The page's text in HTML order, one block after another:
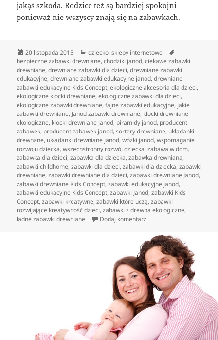
jakąś szkoda. Rodzice też są bardziej spokojni
ponieważ nie wszyscy znają się na zabawkach.
Data
publikacji
20 listopada 2015 Kategorie
dziecko,sklepy internetowe
bezpieczne zabawki drewniane,chodziki janod,ciekawe zabawki
drewniane,drewniane zabawki dla dzieci,drewniane zabawki
edukacyjne,drewniane zabawki edukacyjne janod,drewniane
zabawki edukacyjne Kids Concept,ekologiczne akcesoria dla dzieci,
ekologiczne klocki drewniane,ekologiczne zabawki dla dzieci,
ekologiczne zabawki drewniane,fajne zabawki edukacyjne, jakie
zabawki drewniane, Janod zabawki drewniane, klocki drewniane
ekologiczne, klocki drewniane janod, piramidy janod, producent
zabawek, producent zabawek janod,sortery drewniane, układanki
drewnane, układanki drewniane janod,wózki janod,wspomaganie
rozwoju dziecka,wszechstronny rozwój dziecka,zabawa w dom,
zabawka dla dzieci,zabawka dla dziecka,zabawka drewniana,
zabawki childhome,zabawki dla dzieci,zabawki dla dziecka,zabawki
drewniane,zabawki drewniane dla dzieci,zabawki drewniane Janod,
zabawki drewniane Kids Concept,zabawki edukacyjne janod,
zabawki edukacyjne Kids Concept,zabawki Janod,zabawki Kids
Concept,zabawki kreatywne,zabawki które uczą,zabawki
rozwijające kreatywność dzieci,zabawki z drewna ekologiczne,
ładne zabawki drewniane
Dodaj komentarz